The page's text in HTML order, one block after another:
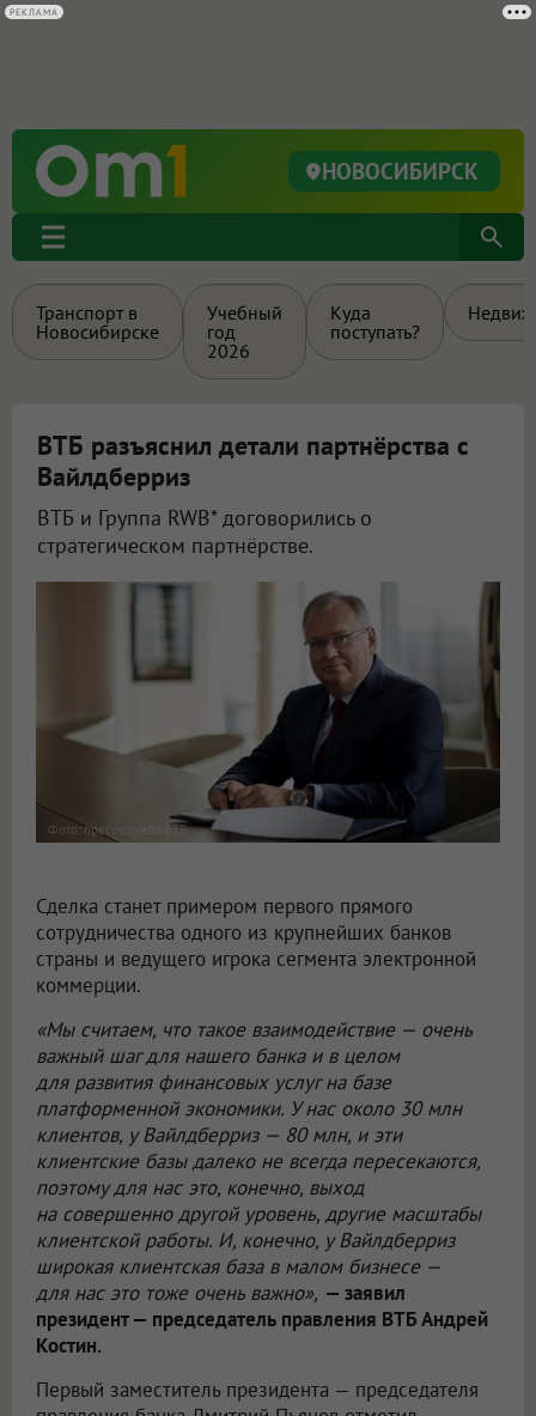
НОВОСИБИРСК
Транспорт в
Новосибирске
Учебный
год
2026
Куда
поступать?
ВТБ разъяснил детали партнёрства с
Вайлдберриз
ВТБ и Группа RWB* договорились о
стратегическом партнёрстве.
Фото: пресс-служба ВТБ
Сделка станет примером первого прямого
сотрудничества одного из крупнейших банков
страны и ведущего игрока сегмента электронной
коммерции.
«Мы считаем, что такое взаимодействие — очень
важный шаг для нашего банка и в целом
для развития финансовых услуг на базе
платформенной экономики. У нас около 30 млн
клиентов, у Вайлдберриз — 80 млн, и эти
клиентские базы далеко не всегда пересекаются,
поэтому для нас это, конечно, выход
на совершенно другой уровень, другие масштабы
клиентской работы. И, конечно, у Вайлдберриз
широкая клиентская база в малом бизнесе —
для нас это тоже очень важно», — заявил
президент — председатель правления ВТБ Андрей
Костин.
Первый заместитель президента — председателя
РЕКЛАМА